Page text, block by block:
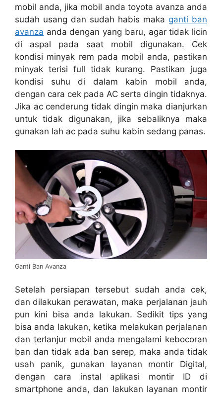
mobil anda, jika mobil anda toyota avanza anda
sudah usang dan sudah habis maka ganti ban
avanza anda dengan yang baru, agar tidak licin
di aspal pada saat mobil digunakan. Cek
kondisi minyak rem pada mobil anda, pastikan
minyak terisi full tidak kurang. Pastikan juga
kondisi suhu di dalam kabin mobil anda,
dengan cara cek pada AC serta dingin tidaknya.
Jika ac cenderung tidak dingin maka dianjurkan
untuk tidak digunakan, jika sebaliknya maka
gunakan lah ac pada suhu kabin sedang panas.
Ganti Ban Avanza
Setelah persiapan tersebut sudah anda cek,
dan dilakukan perawatan, maka perjalanan jauh
pun kini bisa anda lakukan. Sedikit tips yang
bisa anda lakukan, ketika melakukan perjalanan
dan terlanjur mobil anda mengalami kebocoran
ban dan tidak ada ban serep, maka anda tidak
usah panik, gunakan layanan montir Digital,
dengan cara instal aplikasi montir ID di
smartphone anda, dan lakukan layanan montir